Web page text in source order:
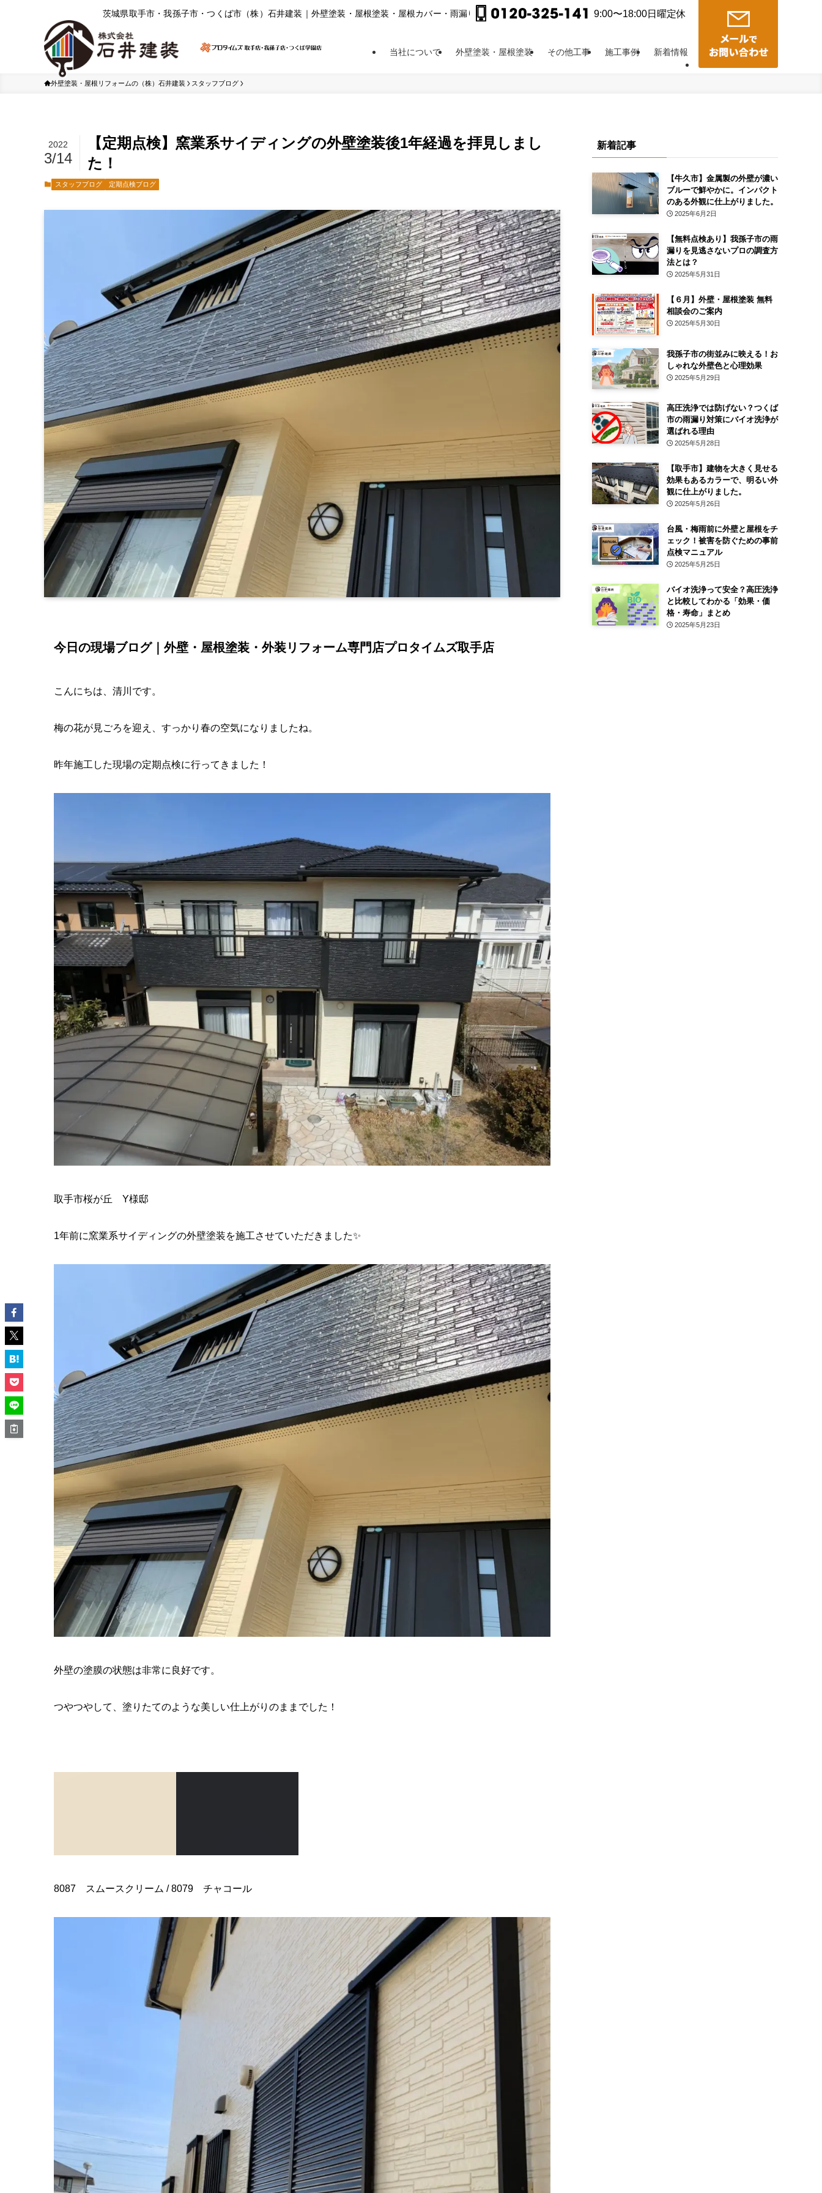
茨城県取⼿市・我孫⼦市・つくば市（株）⽯井建装｜外壁塗装・屋根塗装・屋根カバー・⾬漏り修理他 9:00〜18:00日曜定休
当社について 外壁塗装・屋根塗装 その他工事 施工事例 新着情報
外壁塗装・屋根リフォームの（株）石井建装 スタッフブログ
【定期点検】窯業系サイディングの外壁塗装後1年経過を拝見しまし
た！
2022
3/14
スタッフブログ 定期点検ブログ
今日の現場ブログ｜外壁・屋根塗装・外装リフォーム専門店プロタイムズ取手店
こんにちは、清川です。
梅の花が見ごろを迎え、すっかり春の空気になりましたね。
昨年施工した現場の定期点検に行ってきました！
取手市桜が丘 Y様邸
1年前に窯業系サイディングの外壁塗装を施工させていただきました✨
外壁の塗膜の状態は非常に良好です。
つやつやして、塗りたてのような美しい仕上がりのままでした！
8087 スムースクリーム / 8079 チャコール
新着記事
【牛久市】金属製の外壁が濃い
ブルーで鮮やかに。インパクト
のある外観に仕上がりました。
2025年6月2日
【無料点検あり】我孫子市の雨
漏りを見逃さないプロの調査方
法とは？
2025年5月31日
【６月】外壁・屋根塗装 無料
相談会のご案内
2025年5月30日
我孫子市の街並みに映える！お
しゃれな外壁色と心理効果
2025年5月29日
高圧洗浄では防げない？つくば
市の雨漏り対策にバイオ洗浄が
選ばれる理由
2025年5月28日
【取手市】建物を大きく見せる
効果もあるカラーで、明るい外
観に仕上がりました。
2025年5月26日
台風・梅雨前に外壁と屋根をチ
ェック！被害を防ぐための事前
点検マニュアル
2025年5月25日
バイオ洗浄って安全？高圧洗浄
と比較してわかる「効果・価
格・寿命」まとめ
2025年5月23日